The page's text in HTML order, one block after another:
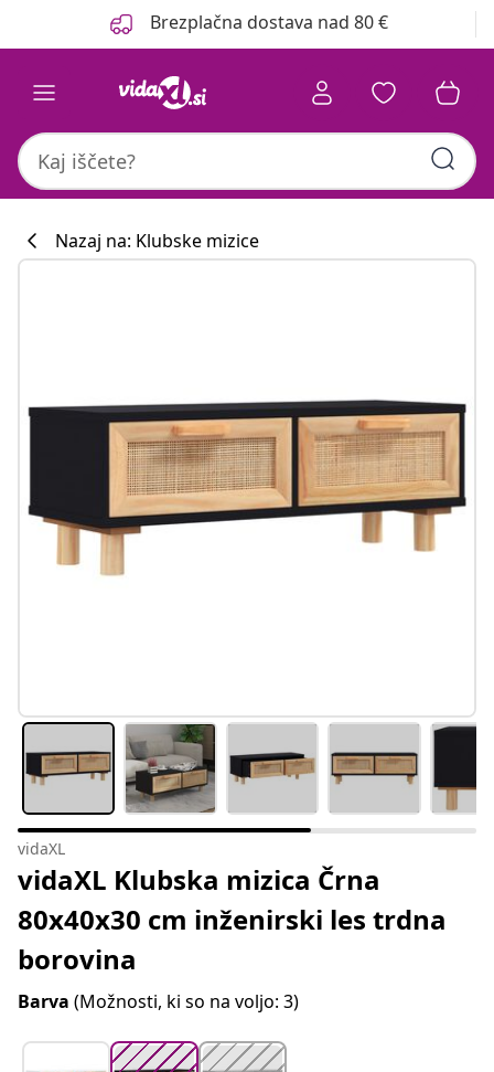
Brezplačna dostava nad 80 €
Nazaj na: Klubske mizice
vidaXL
vidaXL Klubska mizica Črna
80x40x30 cm inženirski les trdna
borovina
Barva (Možnosti, ki so na voljo: 3)